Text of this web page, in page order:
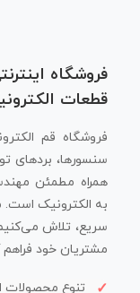
فروشگاه
قطعات
فروشگاه قم
سنسورها، بردهای
همراه مطمئن
به الکترونیک
سریع، تلاش
مشتریان خود فراهم
تنوع محصولات